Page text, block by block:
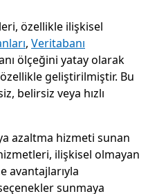
özellikle ilişkisel
, Veritabanı
ölçeğini yatay olarak
geliştirilmiştir. Bu
belirsiz veya hızlı
azaltma hizmeti sunan
ilişkisel olmayan
avantajlarıyla
sunmaya